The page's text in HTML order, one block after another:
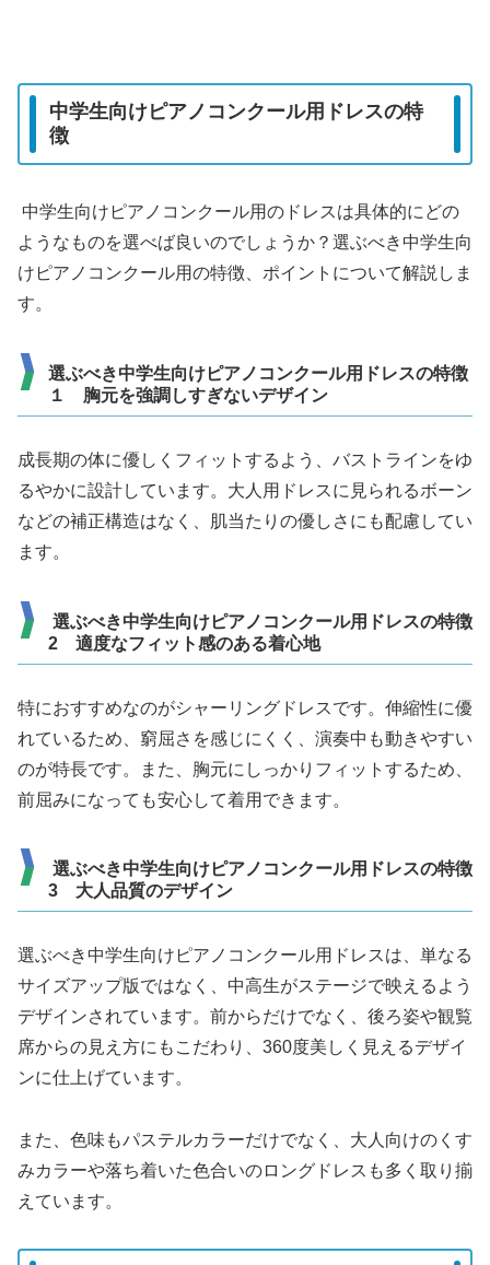
中学生向けピアノコンクール用ドレスの特
徴
中学生向けピアノコンクール用のドレスは具体的にどの
ようなものを選べば良いのでしょうか？選ぶべき中学生向
けピアノコンクール用の特徴、ポイントについて解説しま
す。
選ぶべき中学生向けピアノコンクール用ドレスの特徴
１ 胸元を強調しすぎないデザイン
成長期の体に優しくフィットするよう、バストラインをゆ
るやかに設計しています。大人用ドレスに見られるボーン
などの補正構造はなく、肌当たりの優しさにも配慮してい
ます。
選ぶべき中学生向けピアノコンクール用ドレスの特徴
2 適度なフィット感のある着心地
特におすすめなのがシャーリングドレスです。伸縮性に優
れているため、窮屈さを感じにくく、演奏中も動きやすい
のが特長です。また、胸元にしっかりフィットするため、
前屈みになっても安心して着用できます。
選ぶべき中学生向けピアノコンクール用ドレスの特徴
3 大人品質のデザイン
選ぶべき中学生向けピアノコンクール用ドレスは、単なる
サイズアップ版ではなく、中高生がステージで映えるよう
デザインされています。前からだけでなく、後ろ姿や観覧
席からの見え方にもこだわり、360度美しく見えるデザイ
ンに仕上げています。
また、色味もパステルカラーだけでなく、大人向けのくす
みカラーや落ち着いた色合いのロングドレスも多く取り揃
えています。